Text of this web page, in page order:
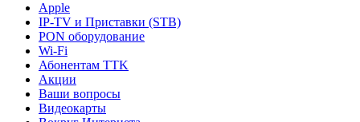
Apple
IP-TV и Приставки (STB)
PON оборудование
Wi-Fi
Абонентам TTK
Акции
Ваши вопросы
Видеокарты